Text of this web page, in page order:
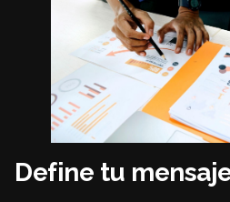
Define tu